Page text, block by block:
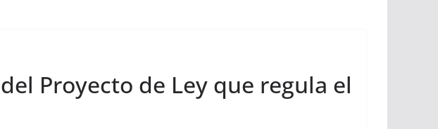
Proyecto de Ley que regula el